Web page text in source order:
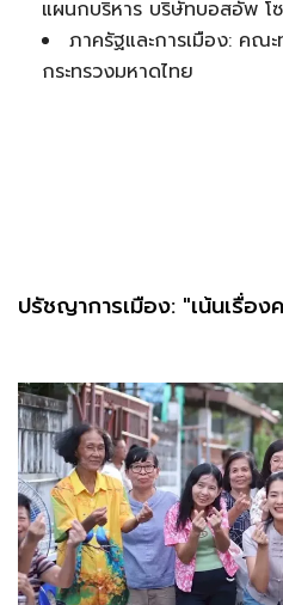
แผนกบริหาร บริษัทบอสอัพ โ
ภาครัฐและการเมือง: คณ
กระทรวงมหาดไทย
ปรัชญาการเมือง: "เน้นเรื่อง